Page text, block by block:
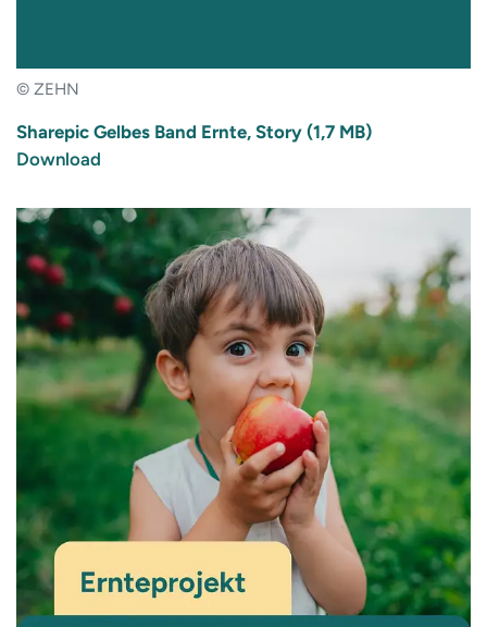
© ZEHN
Sharepic Gelbes Band Ernte, Story (1,7 MB)
Download